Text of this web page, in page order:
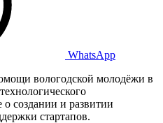
WhatsApp
вологодской молодёжи в
о создании и развитии
стартапов.